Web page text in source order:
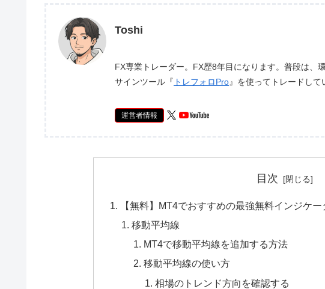
Toshi
FX専業トレーダー。FX歴8年目になります。普段は
サインツール『 トレフォロPro』を使ってトレードして
運営者情報
目次
【無料】MT4でおすすめの最強無料インジケ
移動平均線
MT4で移動平均線を追加する方法
移動平均線の使い方
相場のトレンド方向を確認する